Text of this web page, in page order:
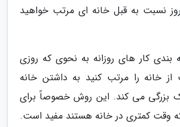
نسبت به قبل خانه ای مرتب خواهید
بندی کار های روزانه به نحوی که روزی
خانه را مرتب کنید به داشتن خانه
بزرگی می کند. این روش خصوصاً برای
وقت کمتری در خانه هستند مفید است.